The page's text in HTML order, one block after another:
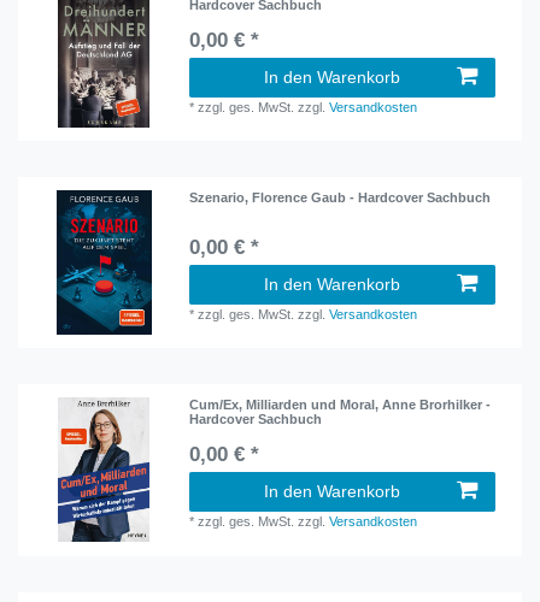
Hardcover Sachbuch
0,00 € *
In den Warenkorb
*zzgl. ges. MwSt. zzgl.Versandkosten
Szenario, Florence Gaub - Hardcover Sachbuch
0,00 € *
In den Warenkorb
*zzgl. ges. MwSt. zzgl.Versandkosten
Cum/Ex, Milliarden und Moral, Anne Brorhilker -
Hardcover Sachbuch
0,00 € *
In den Warenkorb
*zzgl. ges. MwSt. zzgl.Versandkosten